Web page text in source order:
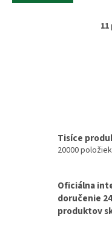
11
Tisíce
20000
Oficiálna
doručenie
produktov